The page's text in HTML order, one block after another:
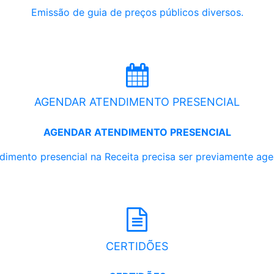
Emissão de guia de preços públicos diversos.
AGENDAR ATENDIMENTO PRESENCIAL
AGENDAR ATENDIMENTO PRESENCIAL
presencial na Receita precisa ser previamente
CERTIDÕES